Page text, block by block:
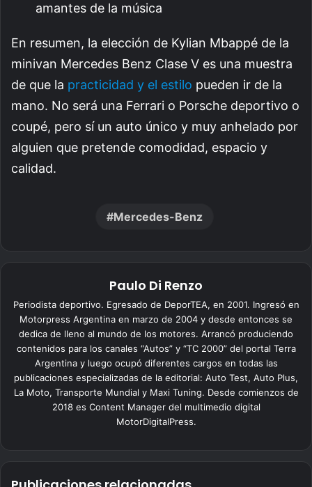
amantes de la música
En resumen, la elección de Kylian Mbappé de la
minivan Mercedes Benz Clase V es una muestra
de que la practicidad y el estilo pueden ir de la
mano. No será una Ferrari o Porsche deportivo o
coupé, pero sí un auto único y muy anhelado por
alguien que pretende comodidad, espacio y
calidad.
Mercedes-Benz
Paulo Di Renzo
Periodista deportivo. Egresado de DeporTEA, en 2001. Ingresó en
Motorpress Argentina en marzo de 2004 y desde entonces se
dedica de lleno al mundo de los motores. Arrancó produciendo
contenidos para los canales “Autos” y “TC 2000” del portal Terra
Argentina y luego ocupó diferentes cargos en todas las
publicaciones especializadas de la editorial: Auto Test, Auto Plus,
La Moto, Transporte Mundial y Maxi Tuning. Desde comienzos de
2018 es Content Manager del multimedio digital
MotorDigitalPress.